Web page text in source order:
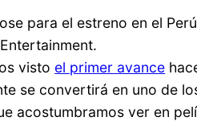
para el estreno en el
visto el primer avance
se convertirá en uno de
acostumbramos ver en